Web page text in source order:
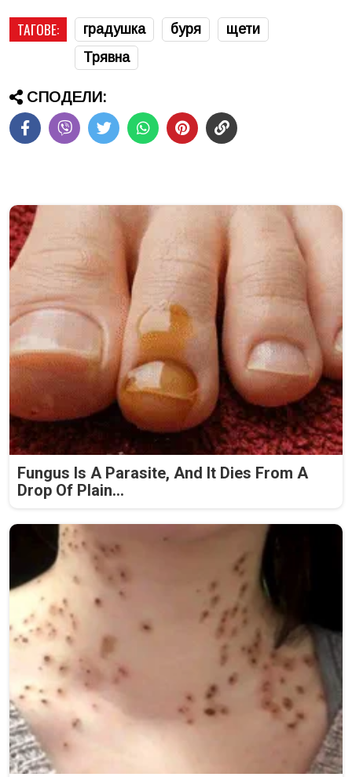
ТАГОВЕ: градушка буря
щети
Трявна
СПОДЕЛИ:
Fungus Is A Parasite, And It Dies From A
Drop Of Plain...